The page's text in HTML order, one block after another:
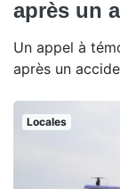
après un
Un appel à
après un
Locales